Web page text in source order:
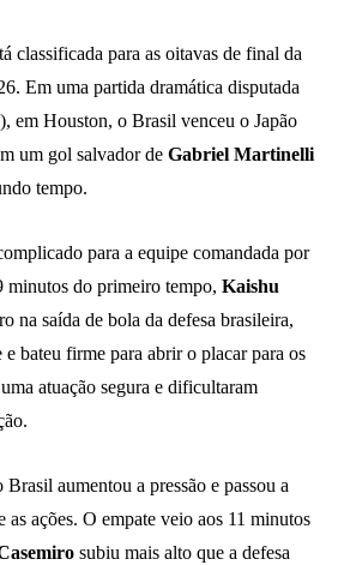
classificada para as oitavas de final da
Em uma partida dramática disputada
em Houston, o Brasil venceu o Japão
um gol salvador de Gabriel Martinelli
tempo.
para a equipe comandada por
do primeiro tempo, Kaishu
na saída de bola da defesa brasileira,
bateu firme para abrir o placar para os
atuação segura e dificultaram
aumentou a pressão e passou a
as ações. O empate veio aos 11 minutos
subiu mais alto que a defesa